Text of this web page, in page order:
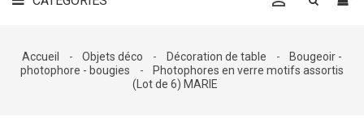
DÉCO
OUTDOOR
Accueil Objets déco Décoration de table
Bougeoir -
photophore - bougies
Photophores en verre motifs assortis
(Lot de 6) MARIE